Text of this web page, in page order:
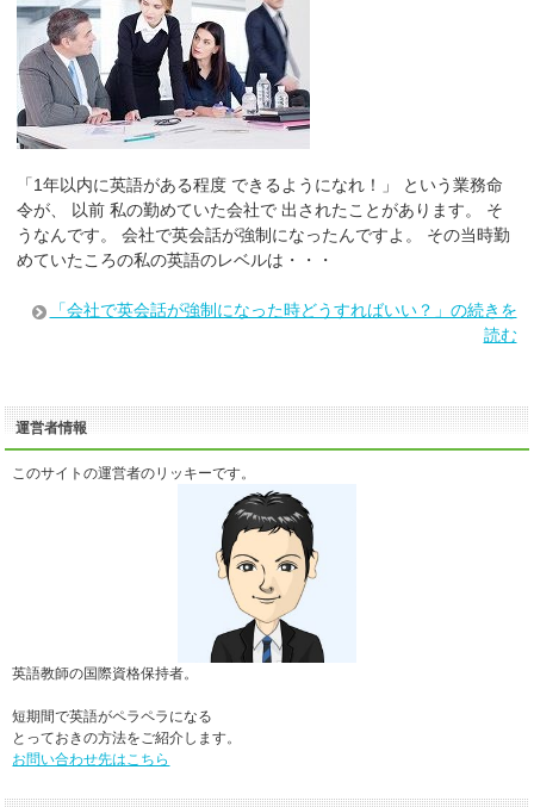
「1年以内に英語がある程度 できるようになれ！」 という業務命
令が、 以前 私の勤めていた会社で 出されたことがあります。 そ
うなんです。 会社で英会話が強制になったんですよ。 その当時勤
めていたころの私の英語のレベルは・・・
「会社で英会話が強制になった時どうすればいい？」の続きを
読む
運営者情報
このサイトの運営者のリッキーです。
英語教師の国際資格保持者。
短期間で英語がペラペラになる
とっておきの方法をご紹介します。
お問い合わせ先はこちら